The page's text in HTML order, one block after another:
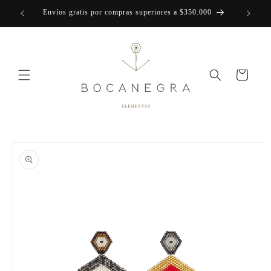
Skip to
content
Envíos gratis por compras superiores a $350.000
Cart
product
information